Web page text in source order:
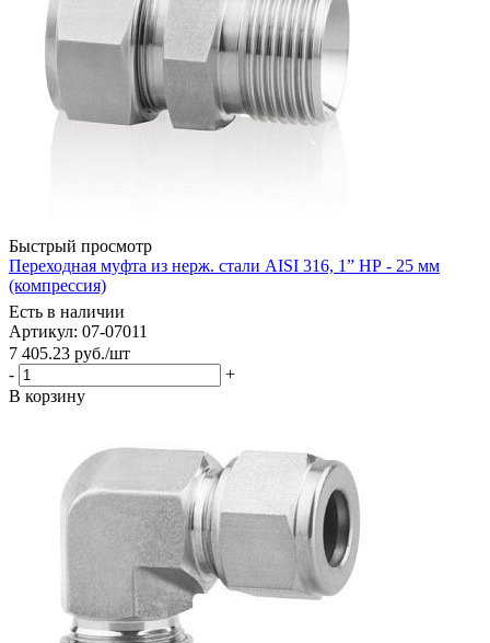
Быстрый просмотр
Переходная муфта из нерж. стали AISI 316, 1” НР - 25 мм
(компрессия)
Есть в наличии
Артикул: 07-07011
7 405.23 руб./шт
-
+
В корзину